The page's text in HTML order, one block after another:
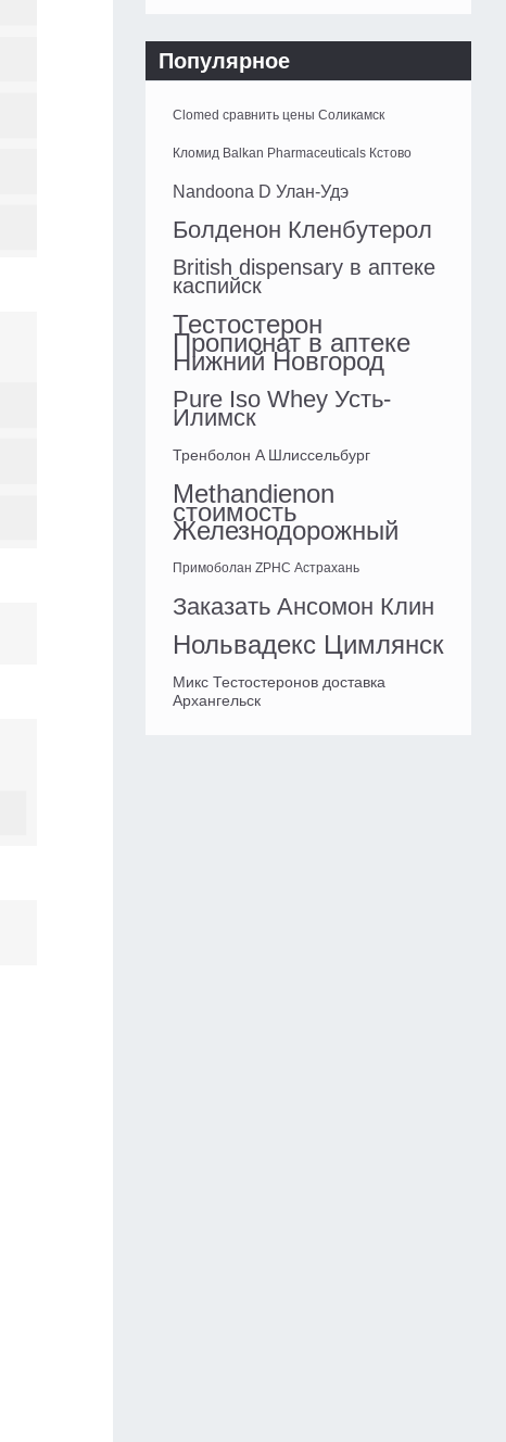
Популярное
Clomed сравнить цены Соликамск
Кломид Balkan Pharmaceuticals Кстово
Nandoona D Улан-Удэ
Болденон Кленбутерол
British dispensary в аптеке
каспийск
Тестостерон
Пропионат в аптеке
Нижний Новгород
Pure Iso Whey Усть-
Илимск
Тренболон A Шлиссельбург
Methandienon
стоимость
Железнодорожный
Примоболан ZPHC Астрахань
Заказать Ансомон Клин
Нольвадекс Цимлянск
Микс Тестостеронов доставка
Архангельск